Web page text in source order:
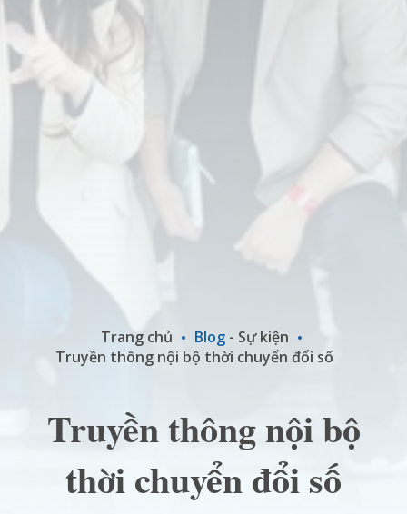
Trang chủ Blog - Sự kiện
Truyền thông nội bộ thời chuyển đổi số
Truyền thông nội bộ
thời chuyển đổi số